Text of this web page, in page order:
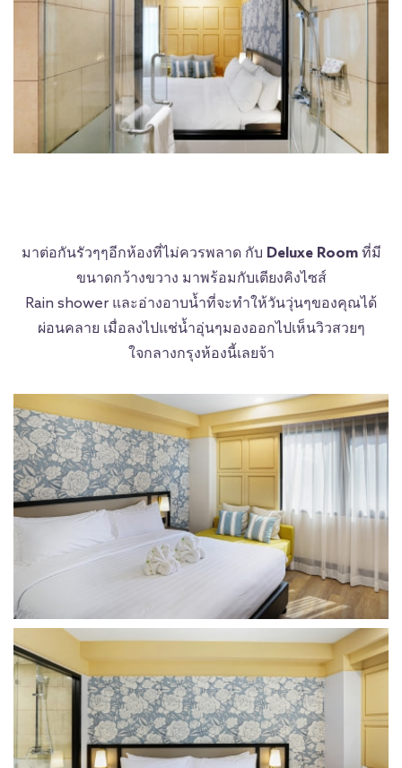
มาต่อกันรัวๆๆอีกห้องที่ไม่ควรพลาด กับ Deluxe Roomที่มี
ขนาดกว้างขวาง มาพร้อมกับเตียงคิงไซส์
Rain shower และอ่างอาบน้ำที่จะทำให้วันวุ่นๆของคุณได้
ผ่อนคลาย เมื่อลงไปแช่น้ำอุ่นๆมองออกไปเห็นวิวสวยๆ
ใจกลางกรุงห้องนี้เลยจ้า